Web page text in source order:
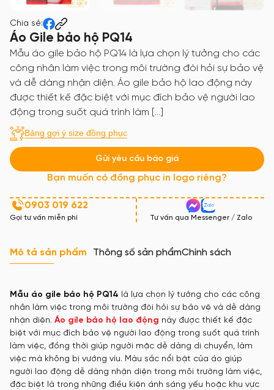
Chia sẻ:
Áo Gile bảo hộ PQ14
Mẫu áo gile bảo hộ PQ14 là lựa chọn lý tưởng cho các
công nhân làm việc trong môi trường đòi hỏi sự bảo vệ
và dễ dàng nhận diện. Áo gile bảo hộ lao động này
được thiết kế đặc biệt với mục đích bảo vệ người lao
động trong suốt quá trình làm […]
Bảng gợi ý size đồng phục
Gửi yêu cầu báo giá
Bạn muốn có đồng phục in logo riêng?
0903 019 622
Gọi tư vấn miễn phí Tư vấn qua Messenger / Zalo
Mô tả sản phẩm Thông số sản phẩmChính sách
Mẫu áo gile bảo hộ PQ14 là lựa chọn lý tưởng cho các công
nhân làm việc trong môi trường đòi hỏi sự bảo vệ và dễ dàng
nhận diện. Áo gile bảo hộ lao động này được thiết kế đặc
biệt với mục đích bảo vệ người lao động trong suốt quá trình
làm việc, đồng thời giúp người mặc dễ dàng di chuyển, làm
việc mà không bị vướng víu. Màu sắc nổi bật của áo giúp
người lao động dễ dàng nhận diện trong môi trường làm việc,
đặc biệt là trong những điều kiện ánh sáng yếu hoặc khu vực